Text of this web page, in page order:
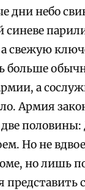
дни небо
синеве
свежую
больше
а
Армия
две
Но не
но лишь